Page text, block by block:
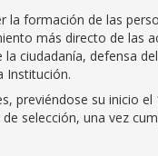
la formación de las
más directo de las
la ciudadanía, defensa
Institución.
previéndose su inicio
selección, una vez